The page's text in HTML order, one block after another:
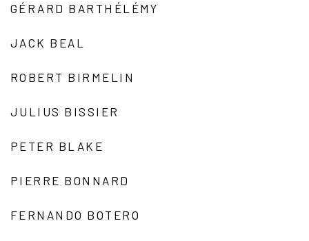
GÉRARD BARTHÉLÉMY
JACK BEAL
ROBERT BIRMELIN
JULIUS BISSIER
PETER BLAKE
PIERRE BONNARD
FERNANDO BOTERO